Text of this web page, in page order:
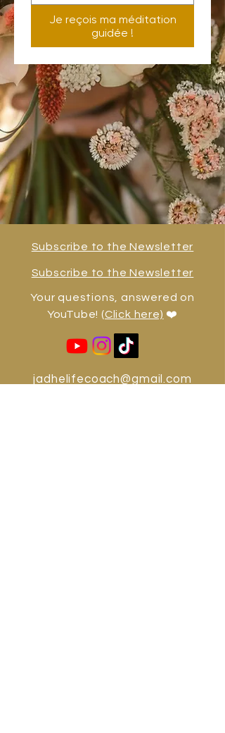
Je reçois ma méditation
guidée !
Subscribe to the Newsletter
Subscribe to the Newsletter
Your questions, answered on
YouTube! (Click here) ❤️
jadhelifecoach@gmail.com